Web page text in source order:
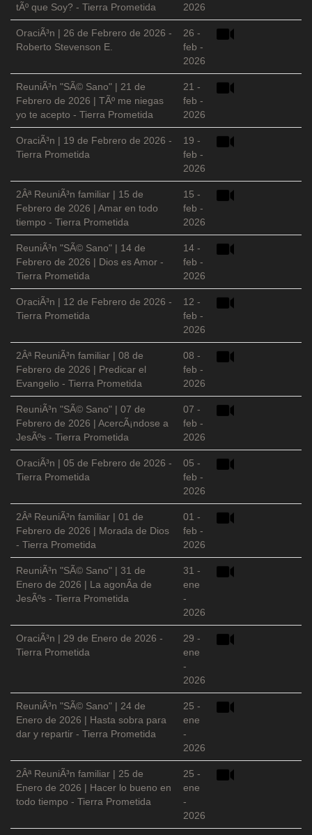
tÃº que Soy? - Tierra Prometida
2026
OraciÃ³n | 26 de Febrero de 2026 -
Roberto Stevenson E.
26 -
feb -
2026
ReuniÃ³n "SÃ© Sano" | 21 de
Febrero de 2026 | TÃº me niegas
yo te acepto - Tierra Prometida
21 -
feb -
2026
OraciÃ³n | 19 de Febrero de 2026 -
Tierra Prometida
19 -
feb -
2026
2Âª ReuniÃ³n familiar | 15 de
Febrero de 2026 | Amar en todo
tiempo - Tierra Prometida
15 -
feb -
2026
ReuniÃ³n "SÃ© Sano" | 14 de
Febrero de 2026 | Dios es Amor -
Tierra Prometida
14 -
feb -
2026
OraciÃ³n | 12 de Febrero de 2026 -
Tierra Prometida
12 -
feb -
2026
2Âª ReuniÃ³n familiar | 08 de
Febrero de 2026 | Predicar el
Evangelio - Tierra Prometida
08 -
feb -
2026
ReuniÃ³n "SÃ© Sano" | 07 de
Febrero de 2026 | AcercÃ¡ndose a
JesÃºs - Tierra Prometida
07 -
feb -
2026
OraciÃ³n | 05 de Febrero de 2026 -
Tierra Prometida
05 -
feb -
2026
2Âª ReuniÃ³n familiar | 01 de
Febrero de 2026 | Morada de Dios
- Tierra Prometida
01 -
feb -
2026
ReuniÃ³n "SÃ© Sano" | 31 de
Enero de 2026 | La agonÃ­a de
JesÃºs - Tierra Prometida
31 -
ene
-
2026
OraciÃ³n | 29 de Enero de 2026 -
Tierra Prometida
29 -
ene
-
2026
ReuniÃ³n "SÃ© Sano" | 24 de
Enero de 2026 | Hasta sobra para
dar y repartir - Tierra Prometida
25 -
ene
-
2026
2Âª ReuniÃ³n familiar | 25 de
Enero de 2026 | Hacer lo bueno en
todo tiempo - Tierra Prometida
25 -
ene
-
2026